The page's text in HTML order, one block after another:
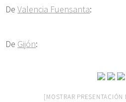
DeValencia Fuensanta:
De Gijón:
[MOSTRAR